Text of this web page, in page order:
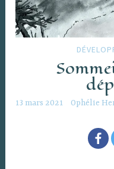
13 mars 2021 Ophélie